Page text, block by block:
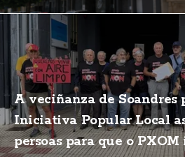
A veciñanza de Soandres
Iniciativa Popular Local
persoas para que o